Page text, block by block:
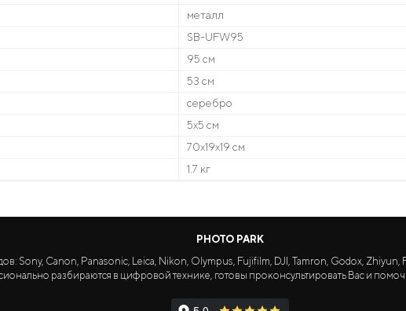
металл
SB-UFW95
95 см
53 см
серебро
5х5 см
70x19x19 см
1.7 кг
PHOTO PARK
Sony, Canon, Panasonic, Leica, Nikon, Olympus, Fujifilm, DJI, Tamron, Godox,
разбираются в цифровой технике, готовы проконсультировать Вас и